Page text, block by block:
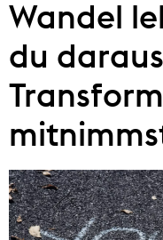
Wandel
du